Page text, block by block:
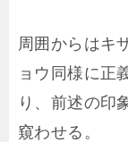
周囲からはキ
ョウ同様に正
り、前述の印
窺わせる。